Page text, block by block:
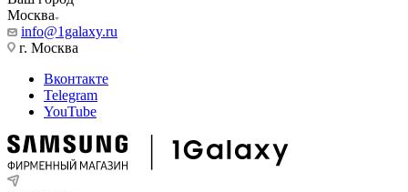
Москва
info@1galaxy.ru
г. Москва
Вконтакте
Telegram
YouTube